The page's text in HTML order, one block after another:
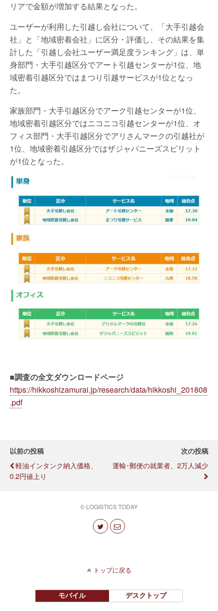
リアで金額が増加する結果となった。
ユーザーが利用した引越し会社について、「大手引越会
社」と「地域密着会社」に区分・評価し、その結果を集
計した「引越し会社ユーザー満足度ランキング」は、単
身部門・大手引越区分でアート引越センターが1位、地
域密着引越区分ではまつり引越サービスが1位となっ
た。
家族部門・大手引越区分でアーク引越センターが1位、
地域密着引越区分ではニコニコ引越センターが1位、オ
フィス部門・大手引越区分でアリさんマークの引越社が
1位、地域密着引越区分ではザジャパニーズスピリット
が1位となった。
■調査の全文ダウンロードページ
https://hikkoshizamurai.jp/research/data/hikkoshi_201808
.pdf
以前の投稿
軽油インタンク納入価格、
0.2円値上り
次の投稿
運輸･郵便の就業者、2万人減少
© LOGISTICS TODAY
トップに戻る
モバイル デスクトップ